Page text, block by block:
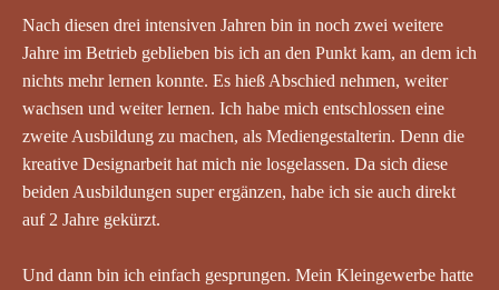
Nach diesen drei intensiven Jahren bin in noch zwei weitere
Jahre im Betrieb geblieben bis ich an den Punkt kam, an dem ich
nichts mehr lernen konnte. Es hieß Abschied nehmen, weiter
wachsen und weiter lernen. Ich habe mich entschlossen eine
zweite Ausbildung zu machen, als Mediengestalterin. Denn die
kreative Designarbeit hat mich nie losgelassen. Da sich diese
beiden Ausbildungen super ergänzen, habe ich sie auch direkt
auf 2 Jahre gekürzt.
Und dann bin ich einfach gesprungen. Mein Kleingewerbe hatte